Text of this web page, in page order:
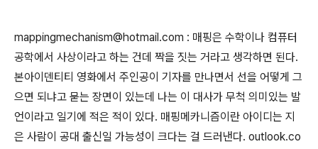
mappingmechanism@hotmail.com : 매핑은 수학이나 컴퓨터
공학에서 사상이라고 하는 건데 짝을 짓는 거라고 생각하면 된다.
본아이덴티티 영화에서 주인공이 기자를 만나면서 선을 어떻게 그
으면 되냐고 묻는 장면이 있는데 나는 이 대사가 무척 의미있는 발
언이라고 일기에 적은 적이 있다. 매핑메카니즘이란 아이디는 지
은 사람이 공대 출신일 가능성이 크다는 걸 드러낸다. outlook.co